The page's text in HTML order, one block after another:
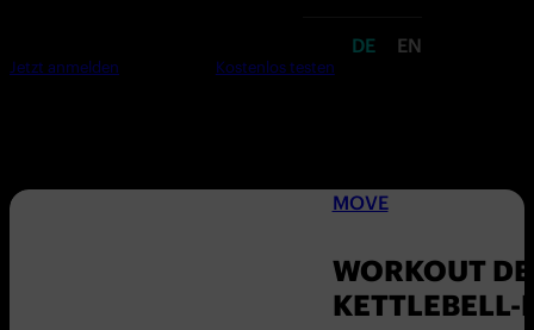
DE EN
Jetzt anmelden Kostenlos testen
MOVE
WORKOUT